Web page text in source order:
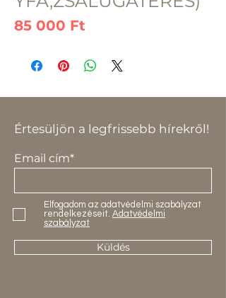
85 000 Ft
Értesüljön a legfrissebb hírekről!
Email cím*
Elfogadom az adatvédelmi szabályzat
rendelkezéseit. Adatvédelmi
szabályzat
Küldés